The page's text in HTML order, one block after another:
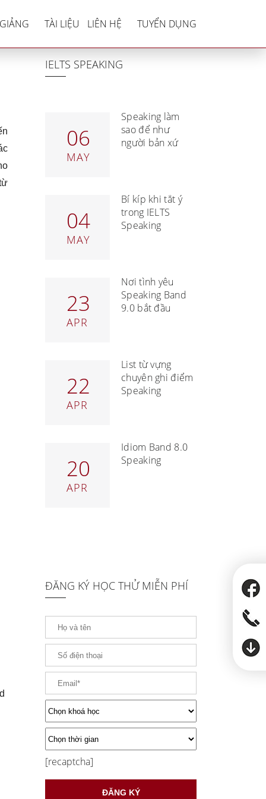
TÀI LIỆU LIÊN HỆ TUYỂN DỤNG
IELTS SPEAKING
06
MAY
Speaking làm
sao để như
người bản xứ
04
MAY
Bí kíp khi tắt ý
trong IELTS
Speaking
23
APR
Nơi tình yêu
Speaking Band
9.0 bắt đầu
22
APR
List từ vựng
chuyên ghi điểm
Speaking
20
APR
Idiom Band 8.0
Speaking
ĐĂNG KÝ HỌC THỬ MIỄN PHÍ
[recaptcha]